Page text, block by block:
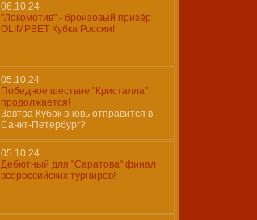
06.10.24
"Локомотив" - бронзовый призёр
OLIMPBET Кубка России!
05.10.24
Победное шествие "Кристалла"
продолжается!
Завтра Кубок вновь отправится в
Санкт-Петербург?
05.10.24
Дебютный для "Саратова" финал
всероссийских турниров!